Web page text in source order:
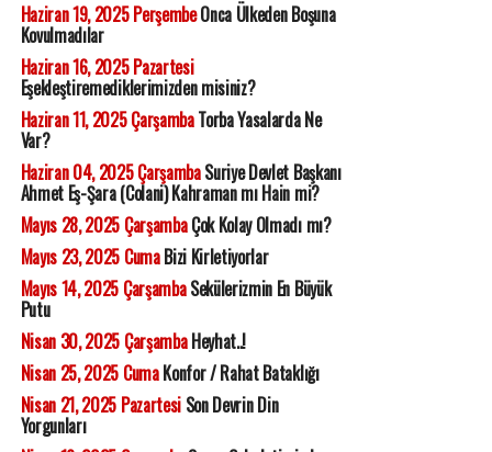
Haziran 19, 2025 PerşembeOnca Ülkeden Boşuna
Kovulmadılar
Haziran 16, 2025 Pazartesi
Eşekleştiremediklerimizden misiniz?
Haziran 11, 2025 ÇarşambaTorba Yasalarda Ne
Var?
Haziran 04, 2025 ÇarşambaSuriye Devlet Başkanı
Ahmet Eş-Şara (Colani) Kahraman mı Hain mi?
Mayıs 28, 2025 ÇarşambaÇok Kolay Olmadı mı?
Mayıs 23, 2025 CumaBizi Kirletiyorlar
Mayıs 14, 2025 ÇarşambaSekülerizmin En Büyük
Putu
Nisan 30, 2025 ÇarşambaHeyhat..!
Nisan 25, 2025 CumaKonfor / Rahat Bataklığı
Nisan 21, 2025 PazartesiSon Devrin Din
Yorgunları